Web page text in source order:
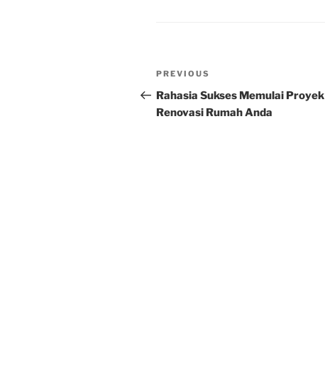
Post
navigation
Previous
Post
PREVIOUS
Rahasia Sukses Memulai Proyek
Renovasi Rumah Anda